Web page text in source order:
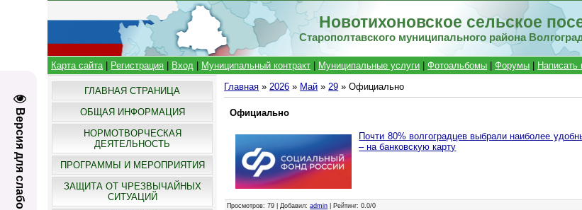
Новотихоновское сельское
Старополтавского муниципального района
Карта сайта| Регистрация Вход Муниципальный контракт Муниципальные услуги |Фотоальбомы |Форумы Написать
ГЛАВНАЯ СТРАНИЦА
ОБЩАЯ ИНФОРМАЦИЯ
НОРМОТВОРЧЕСКАЯ
ДЕЯТЕЛЬНОСТЬ
ПРОГРАММЫ И МЕРОПРИЯТИЯ
ЗАЩИТА ОТ ЧРЕЗВЫЧАЙНЫХ
СИТУАЦИЙ
Главная »2026 » Май » 29 » Официально
Официально
Почти 80% волгоградцев выбрали наиболее
– на банковскую карту
Просмотров: 79 |Добавил:admin Рейтинг:0.0/0